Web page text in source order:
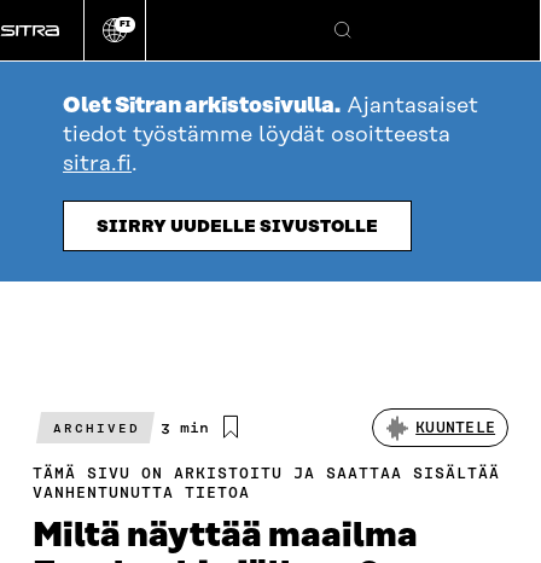
suoraan
sisältöön
Vaihda
kieli
FI
Hae
Olet Sitran arkistosivulla. Ajantasaiset
tiedot työstämme löydät osoitteesta
sitra.fi.
SIIRRY UUDELLE SIVUSTOLLE
ARCHIVED
Arvioitu
3 min KUUNTELE
TÄMÄ SIVU ON ARKISTOITU JA SAATTAA SISÄLTÄÄ
VANHENTUNUTTA TIETOA
Miltä näyttää maailma